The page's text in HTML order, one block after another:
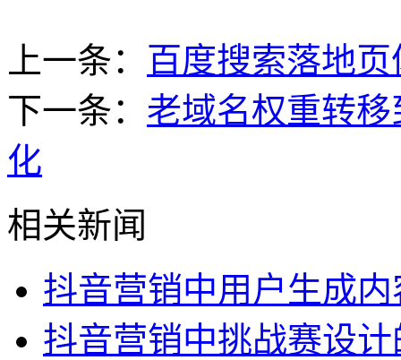
上一条： 百度搜索落地
下一条： 老域名权重转
化
相关新闻
抖音营销中用户生成
抖音营销中挑战赛设